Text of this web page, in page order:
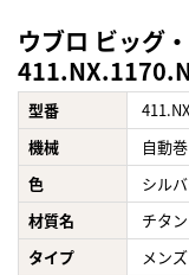
ウブロ ビッグ
型番
機械
自動
色
シル
材質名
チタン
タイプ
メンズ